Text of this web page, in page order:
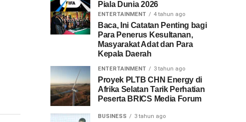
Piala Dunia 2026
ENTERTAINMENT 4 tahun ago
Baca, Ini Catatan Penting bagi
Para Penerus Kesultanan,
Masyarakat Adat dan Para
Kepala Daerah
ENTERTAINMENT 3 tahun ago
Proyek PLTB CHN Energy di
Afrika Selatan Tarik Perhatian
Peserta BRICS Media Forum
BUSINESS 3 tahun ago